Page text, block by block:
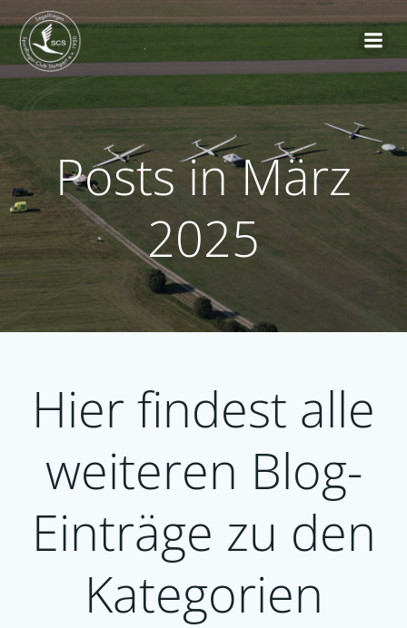
Inhalt
Posts in März
2025
Hier findest alle
weiteren Blog-
Einträge zu den
Kategorien